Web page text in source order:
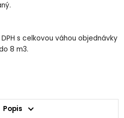
s celkovou váhou objednávky
8 m3.
Popis